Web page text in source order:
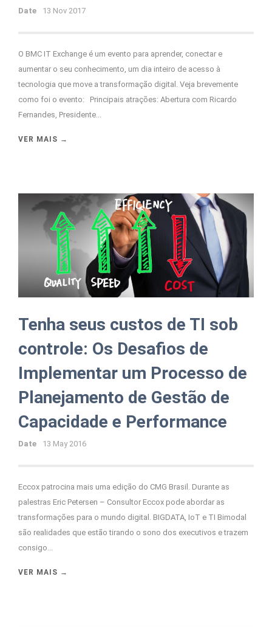
Date 13 Nov 2017
O BMC IT Exchange é um evento para aprender, conectar e
aumentar o seu conhecimento, um dia inteiro de acesso à
tecnologia que move a transformação digital. Veja brevemente
como foi o evento: Principais atrações: Abertura com Ricardo
Fernandes, Presidente...
VER MAIS →
Tenha seus custos de TI sob
controle: Os Desafios de
Implementar um Processo de
Planejamento de Gestão de
Capacidade e Performance
Date 13 May 2016
Eccox patrocina mais uma edição do CMG Brasil. Durante as
palestras Eric Petersen – Consultor Eccox pode abordar as
transformações para o mundo digital. BIGDATA, IoT e TI Bimodal
são realidades que estão tirando o sono dos executivos e trazem
consigo...
VER MAIS →